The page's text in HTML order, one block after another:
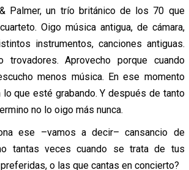
Palmer, un trío británico de los 70 que
Oigo música antigua, de cámara,
instrumentos, canciones antiguas.
trovadores. Aprovecho porque cuando
menos música. En ese momento
que esté grabando. Y después de tanto
no lo oigo más nunca.
ese –vamos a decir– cansancio de
tantas veces cuando se trata de tus
o las que cantas en concierto?